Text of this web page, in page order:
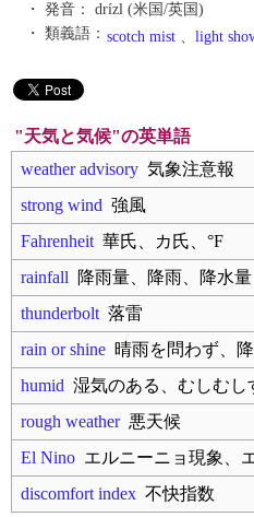
・ 発音：
drízl (米国/英国)
・ 類義語： scotch mist 、 light
"天気と気候"の英単語
weather advisory 気象注意報
strong wind 強風
Fahrenheit 華氏、カ氏、°F
rainfall 降雨量、降雨、降水量
thunderbolt 落雷
rain or shine 晴雨を問わず、
humid 湿気のある、むしむし
rough weather悪天候
El Nino エルニーニョ現象、
discomfort index 不快指数